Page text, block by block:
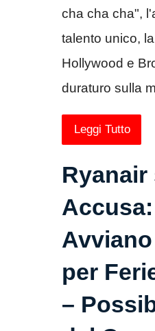
cha cha cha",
talento unico,
Hollywood e
duraturo sulla
Leggi Tutto
Ryanair
per
–